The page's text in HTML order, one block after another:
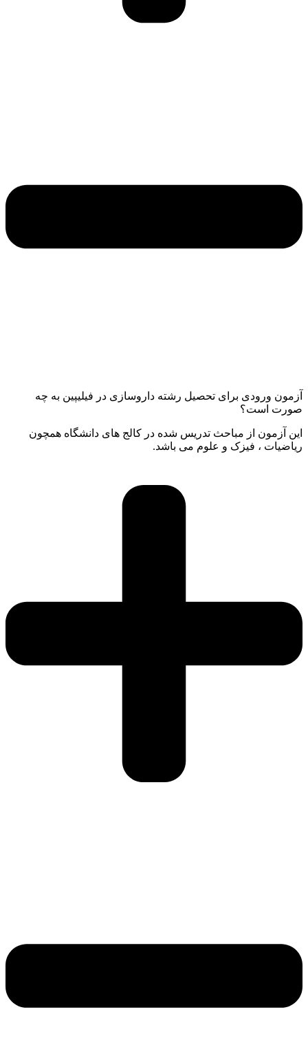
آزمون ورودی برای تحصیل رشته داروسازی در فیلیپین به چه
صورت است؟
این آزمون از مباحث تدریس شده در کالج های دانشگاه همچون
ریاضیات ، فیزک و علوم می باشد.